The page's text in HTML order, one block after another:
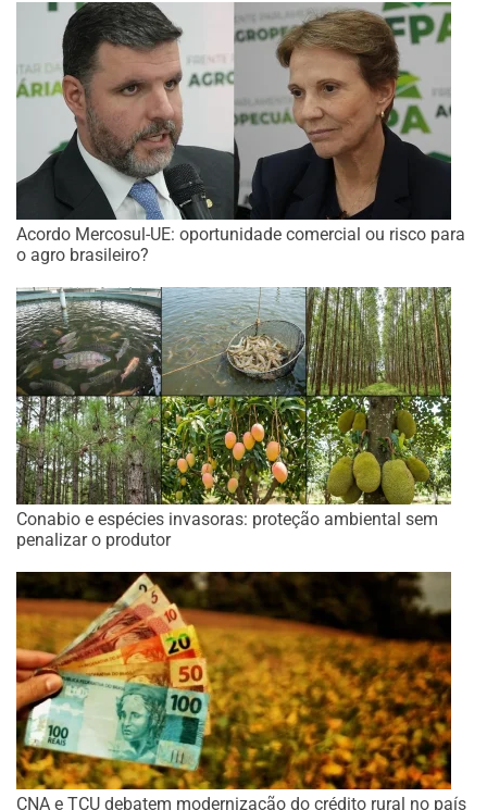
Acordo Mercosul-UE: oportunidade comercial ou risco para
o agro brasileiro?
Conabio e espécies invasoras: proteção ambiental sem
penalizar o produtor
CNA e TCU debatem modernização do crédito rural no país